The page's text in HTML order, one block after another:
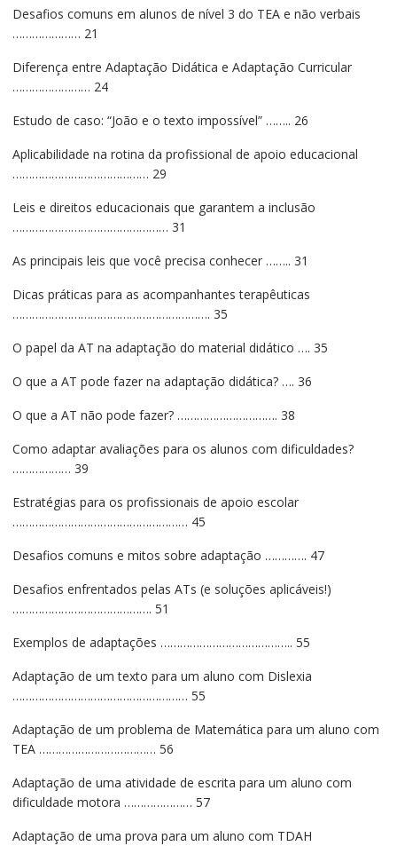
Desafios comuns em alunos de nível 3 do TEA e não verbais
………………… 21
Diferença entre Adaptação Didática e Adaptação Curricular
…………………… 24
Estudo de caso: “João e o texto impossível” …….. 26
Aplicabilidade na rotina da profissional de apoio educacional
…………………………………… 29
Leis e direitos educacionais que garantem a inclusão
………………………………………… 31
As principais leis que você precisa conhecer …….. 31
Dicas práticas para as acompanhantes terapêuticas
……………………………………………………. 35
O papel da AT na adaptação do material didático …. 35
O que a AT pode fazer na adaptação didática? …. 36
O que a AT não pode fazer? …………………………. 38
Como adaptar avaliações para os alunos com dificuldades?
……………… 39
Estratégias para os profissionais de apoio escolar
……………………………………………… 45
Desafios comuns e mitos sobre adaptação …………. 47
Desafios enfrentados pelas ATs (e soluções aplicáveis!)
……………………………………. 51
Exemplos de adaptações ………………………………….. 55
Adaptação de um texto para um aluno com Dislexia
……………………………………………… 55
Adaptação de um problema de Matemática para um aluno com
TEA ……………………………… 56
Adaptação de uma atividade de escrita para um aluno com
dificuldade motora ………………… 57
Adaptação de uma prova para um aluno com TDAH